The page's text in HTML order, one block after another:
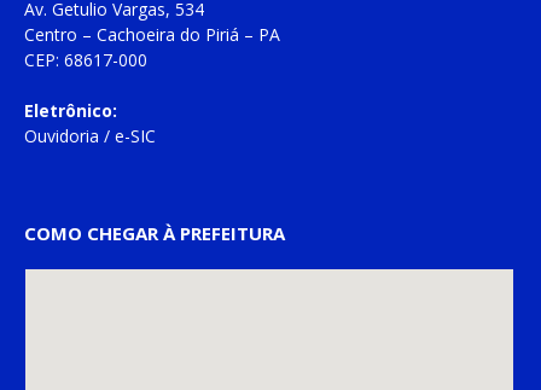
Av. Getulio Vargas, 534
Centro – Cachoeira do Piriá – PA
CEP: 68617-000
Eletrônico:
Ouvidoria / e-SIC
COMO CHEGAR À PREFEITURA